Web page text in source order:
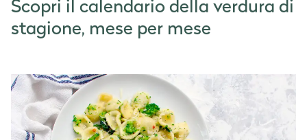
Scopri il calendario della verdura di
stagione, mese per mese